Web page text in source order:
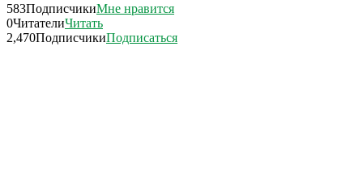
583ПодписчикиМне нравится
0ЧитателиЧитать
2,470ПодписчикиПодписаться